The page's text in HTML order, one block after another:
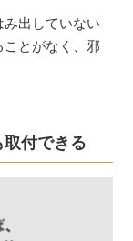
出していない
とがなく、邪
付できる